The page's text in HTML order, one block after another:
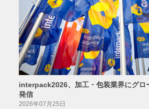
interpack2026、加工・包装業界にグロ
発信
2026年07月25日